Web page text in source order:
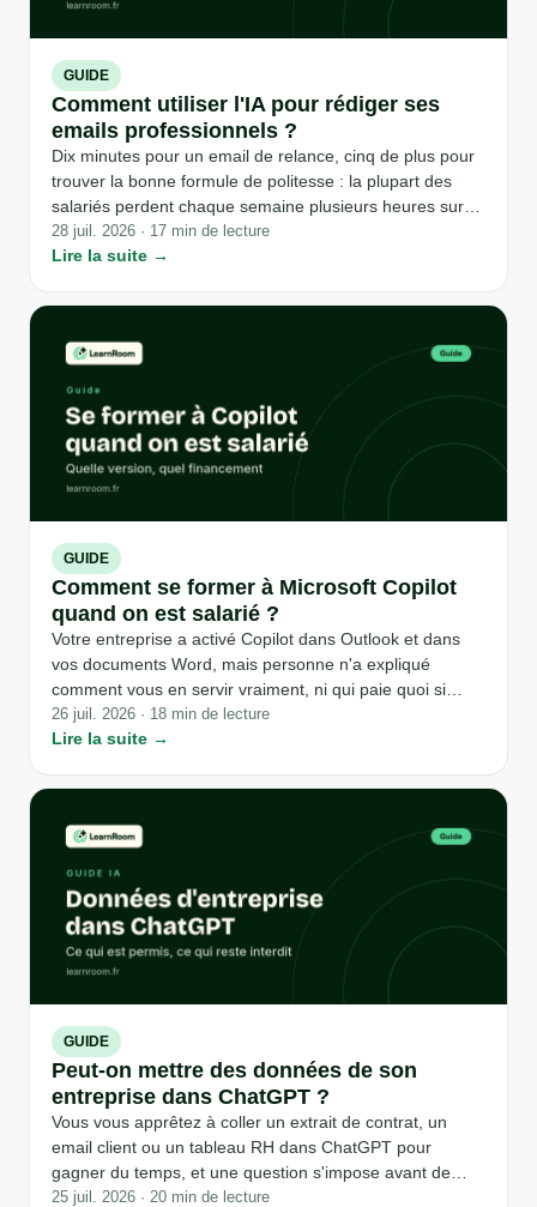
GUIDE
Comment utiliser l'IA pour rédiger ses
emails professionnels ?
Dix minutes pour un email de relance, cinq de plus pour
trouver la bonne formule de politesse : la plupart des
salariés perdent chaque semaine plusieurs heures sur
des messages qui ne demandent aucune réflexion
nouvelle, seulement une mise en forme correcte. L'IA
déléguer ce qui compte vraiment : le fond du message,
28 juil. 2026 · 17 min de lecture
Lire la suite →
GUIDE
Comment se former à Microsoft Copilot
quand on est salarié ?
Votre entreprise a activé Copilot dans Outlook et dans
vos documents Word, mais personne n'a expliqué
comment vous en servir vraiment, ni qui paie quoi si
vous voulez aller plus loin. Entre la version gratuite, celle
incluse dans votre licence professionnelle et celle qui
démarre souvent avant même la formation.
26 juil. 2026 · 18 min de lecture
Lire la suite →
GUIDE
Peut-on mettre des données de son
entreprise dans ChatGPT ?
Vous vous apprêtez à coller un extrait de contrat, un
email client ou un tableau RH dans ChatGPT pour
gagner du temps, et une question s'impose avant de
cliquer sur envoyer : a-t-on le droit de faire ça ? La
25 juil. 2026 · 20 min de lecture